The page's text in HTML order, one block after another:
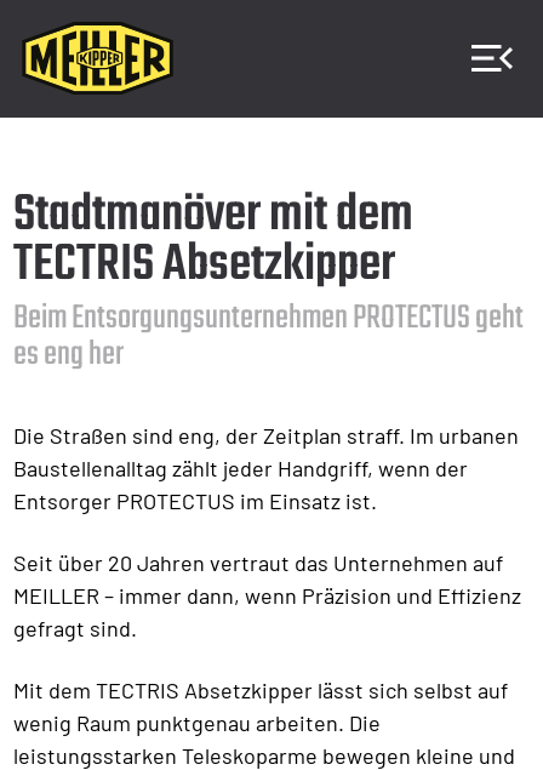
Stadtmanöver mit dem
TECTRIS Absetzkipper
Beim Entsorgungsunternehmen PROTECTUS geht
es eng her
Die Straßen sind eng, der Zeitplan straff. Im urbanen
Baustellenalltag zählt jeder Handgriff, wenn der
Entsorger PROTECTUS im Einsatz ist.
Seit über 20 Jahren vertraut das Unternehmen auf
MEILLER – immer dann, wenn Präzision und Effizienz
gefragt sind.
Mit dem TECTRIS Absetzkipper lässt sich selbst auf
wenig Raum punktgenau arbeiten. Die
leistungsstarken Teleskoparme bewegen kleine und